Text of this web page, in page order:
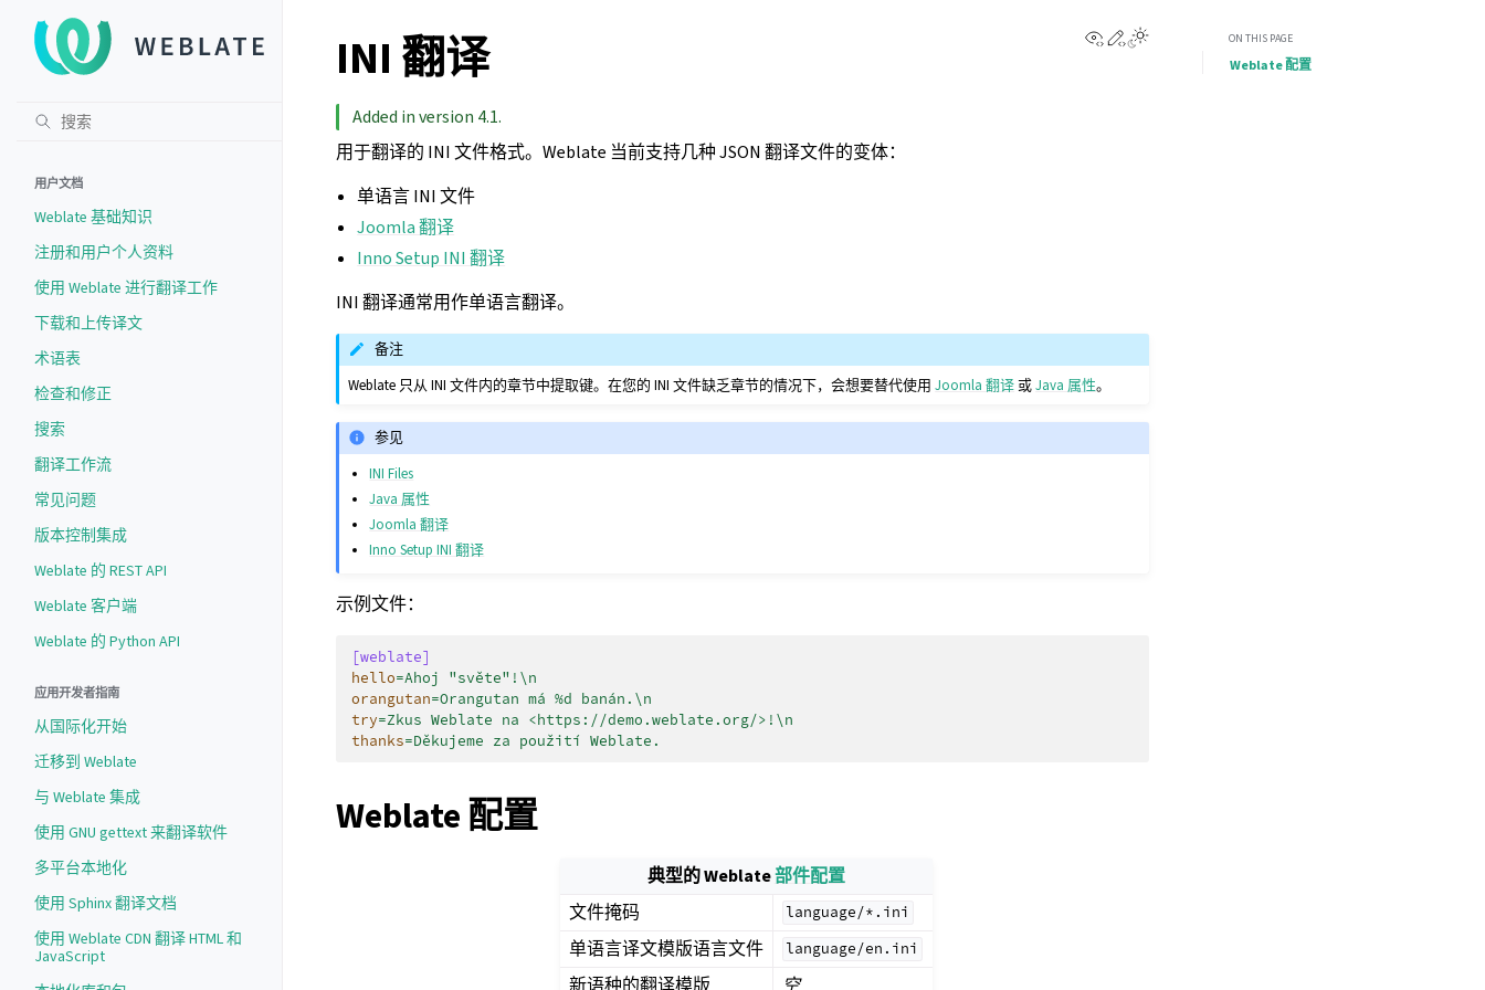
用户文档
Weblate 基础知识
注册和用户个人资料
使用 Weblate 进行翻译工作
下载和上传译文
术语表
检查和修正
搜索
翻译工作流
常见问题
版本控制集成
Weblate 的 REST API
Weblate 客户端
Weblate 的 Python API
应用开发者指南
从国际化开始
迁移到 Weblate
与 Weblate 集成
使用 GNU gettext 来翻译软件
多平台本地化
使用 Sphinx 翻译文档
使用 Weblate CDN 翻译 HTML 和
JavaScript
View this page
Edit this page
INI 翻译
Added in version 4.1.
用于翻译的 INI 文件格式。Weblate 当前支持几种 JSON 翻译文件的变体：
单语言 INI 文件
Joomla 翻译
Inno Setup INI 翻译
INI 翻译通常用作单语言翻译。
备注
Weblate 只从 INI 文件内的章节中提取键。在您的 INI 文件缺乏章节的情况下，会想要替代使用Joomla 翻译或Java 属性。
参见
INI Files
Java 属性
Joomla 翻译
Inno Setup INI 翻译
示例文件：
[weblate]
hello=Ahoj "světe"!\n
orangutan=Orangutan má %d banán.\n
try=Zkus Weblate na <https://demo.weblate.org/>!\n
thanks=Děkujeme za použití Weblate.
Weblate 配置
典型的 Weblate部件配置
文件掩码
language/*.ini
单语言译文模版语言文件 language/en.ini
新语种的翻译模版 空
ON THIS PAGE
Weblate 配置